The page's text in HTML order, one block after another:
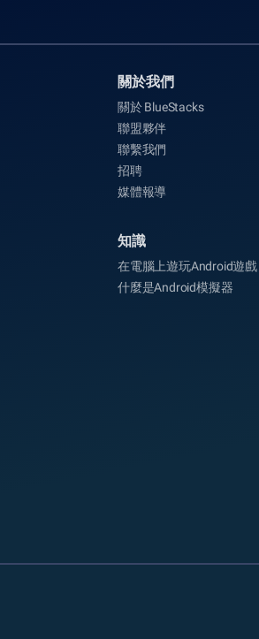
關於我們
關於 BlueStacks
聯盟夥伴
聯繫我們
招聘
媒體報導
知識
在電腦上遊玩Android遊戲
什麼是Android模擬器